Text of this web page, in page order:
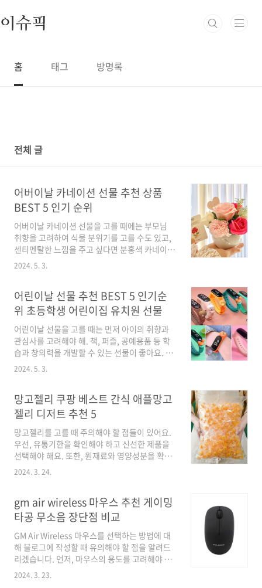
이슈픽
홈 태그 방명록
전체 글
어버이날 카네이션 선물 추천 상품
BEST 5 인기 순위
어버이날 카네이션 선물을 고를 때에는 부모님
취향을 고려하여 식물 분위기를 고를 수도 있고,
센티멘탈한 느낌을 주고 싶다면 분홍색 카네이션
을 선택할 수도 있어요. 선물로 줄 때에는 부모님
지 않도록 해보세요.최신 순위 BEST 이플린 어버
이날 비누꽃 화분 + 큐빅 카네이션 브로치 세트
19,900원할인가전국당일도착 카네이션 꽃바구
니 생화 화분 꽃다발 선물 어버이날 스승의날 당
일 꽃배달 서비스 (99플라워), 17.[A1653]-추천
카테이션꽃, 1개87,300원할인가이플린 카네이
션 비누꽃 큐티 화분 + 선물상자 + 하트카드 + 골
2024. 5. 3.
어린이날 선물 추천 BEST 5 인기순
위 초등학생 어린이집 유치원 선물
어린이날 선물을 고를 때는 먼저 아이의 취향과
관심사를 고려해야 해. 책, 퍼즐, 공예용품 등 학
습과 창의력을 개발할 수 있는 선물이 좋아요. 또
한 아이가 좋아하는 캐릭터나 색상을 고려하여
용품, 창의적인 아이는 미술용품이 좋은 선택일
수 있어요.최신 순위 BEST 우리컴퍼니 [국내 당
일출고] 어린이 3D LED시계 아동 전자시계 초등
학생 어린이날 선물+ 선물포장6,900원할인가
(국내당일발송)케이에스 샵 2024신상품 산리오
시계 사나모롤 쿠로미 마이멜로디 LED 손목시계
초등학생 유치원 어린이집 각종학원등 교회선물
양 플라잉..
2024. 5. 3.
망고젤리 쿠팡 베스트 간식 애플망고
젤리 디저트 추천 5
망고젤리를 고를 때 주의해야 할 점들이 있어요.
우선, 유통기한을 확인해야 하고 신선한 제품을
선택해야 해요. 또한, 원재료와 영양성분을 확인
하여 건강에 좋은 제품을 선정하는 것이 좋아요.
로, 가격 대비 품질이 우수한 제품을 선택하여 만
족도를 높이는 것이 좋은 선택일 거에요. 망고젤
리를 고를 때 이런 요소들을 고려하면 맛있고 건
강에도 도움이 되는 제품을 찾을 수 있을 거에요.
최신 순위 BEST 혜성식품 애플 망고젤리 디저트
간식 11,400원 할인가 리치 애플망고 젤리 90여
개입 6,490원 할인가 [국내배송] 탑젤리 베트남
2024. 3. 24.
gm air wireless 마우스 추천 게이밍
타공 무소음 장단점 비교
GM Air Wireless 마우스를 선택하는 방법에 대
해 블로그에 작성할 때 유의해야 할 점을 알려드
리겠습니다. 먼저, 마우스의 용도를 고려해야 합
니다. 게이밍이나 일반 사용을 위한 마우스인지
2024. 3. 23.